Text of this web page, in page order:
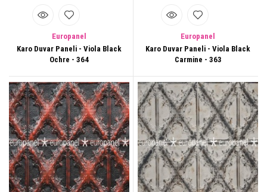
Europanel
Karo Duvar Paneli - Viola Black
Ochre - 364
Europanel
Karo Duvar Paneli - Viola Black
Carmine - 363